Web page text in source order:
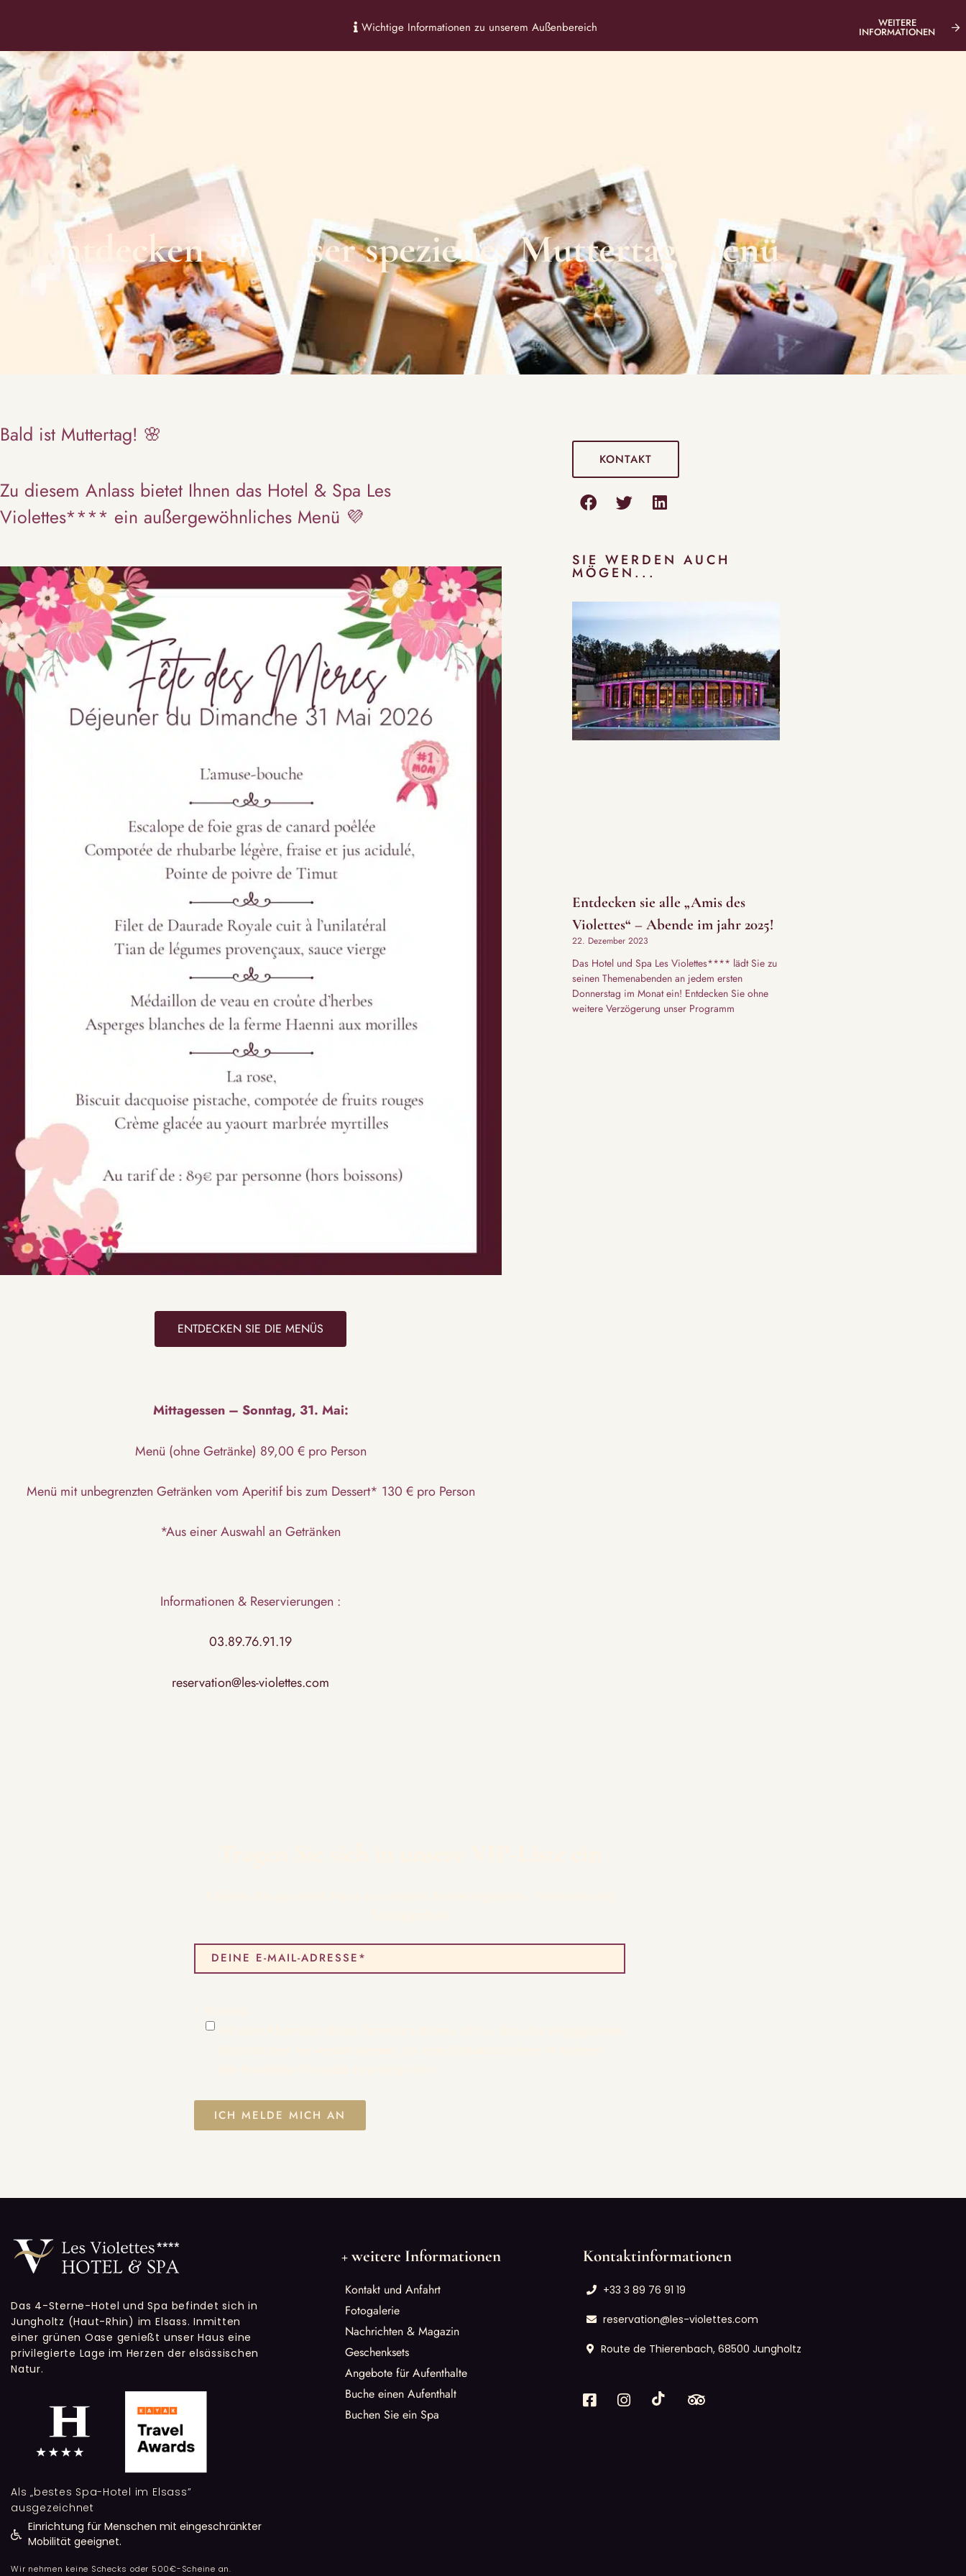
Wichtige Informationen zu unserem Außenbereich WEITERE
INFORMATIONEN
Entdecken Sie unser spezielles Muttertagsmenü
Bald ist Muttertag! 🌸
Zu diesem Anlass bietet Ihnen das Hotel & Spa Les
Violettes**** ein außergewöhnliches Menü 💜
ENTDECKEN SIE DIE MENÜS
Mittagessen – Sonntag, 31. Mai:
Menü (ohne Getränke) 89,00 € pro Person
Menü mit unbegrenzten Getränken vom Aperitif bis zum Dessert* 130 € pro Person
*Aus einer Auswahl an Getränken
Informationen & Reservierungen :
03.89.76.91.19
reservation@les-violettes.com
KONTAKT
SIE WERDEN AUCH
MÖGEN...
Entdecken sie alle „Amis des
Violettes“ – Abende im jahr 2025!
22. Dezember 2023
Das Hotel und Spa Les Violettes**** lädt Sie zu
seinen Themenabenden an jedem ersten
Donnerstag im Monat ein! Entdecken Sie ohne
weitere Verzögerung unser Programm
Das 4-Sterne-Hotel und Spa befindet sich in
Jungholtz (Haut-Rhin) im Elsass. Inmitten
einer grünen Oase genießt unser Haus eine
privilegierte Lage im Herzen der elsässischen
Natur.
Als „bestes Spa-Hotel im Elsass”
ausgezeichnet
Einrichtung für Menschen mit eingeschränkter
Mobilität geeignet.
Wir nehmen keine Schecks oder 500€-Scheine an.
+ weitere Informationen
Kontakt und Anfahrt
Fotogalerie
Nachrichten & Magazin
Geschenksets
Angebote für Aufenthalte
Buche einen Aufenthalt
Buchen Sie ein Spa
Kontaktinformationen
+33 3 89 76 91 19
reservation@les-violettes.com
Route de Thierenbach, 68500 Jungholtz